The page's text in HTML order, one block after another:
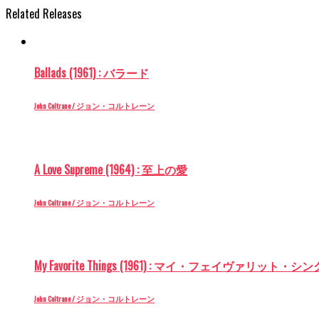
Related Releases
Ballads (1961) : バラード
John Coltrane / ジョン・コルトレーン
A Love Supreme (1964) : 至上の愛
John Coltrane / ジョン・コルトレーン
My Favorite Things (1961) : マイ・フェイヴァリット・シン
John Coltrane / ジョン・コルトレーン